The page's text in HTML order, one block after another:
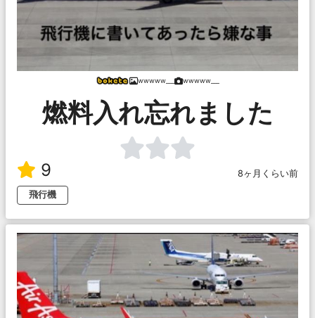
wwwww___ wwwww___
燃料入れ忘れました
9
8ヶ月くらい前
飛行機